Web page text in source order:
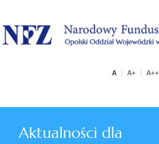
.
A A+ A++
Aktualności dla